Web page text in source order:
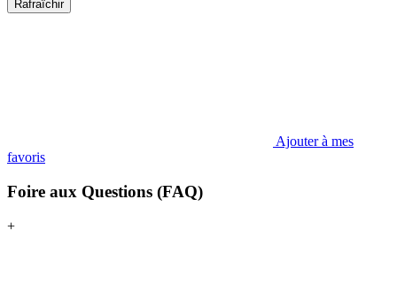
Ajouter à mes
favoris
Foire aux Questions (FAQ)
+